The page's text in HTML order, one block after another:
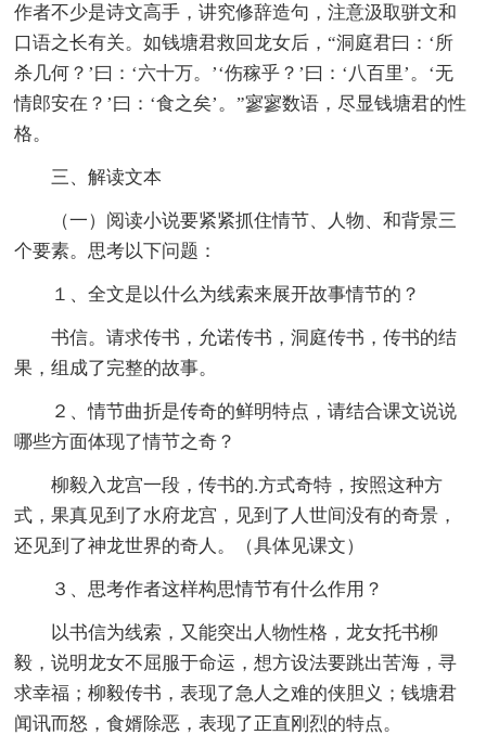
作者不少是诗文高手，讲究修辞造句，注意汲取骈文和
口语之长有关。如钱塘君救回龙女后，“洞庭君曰：‘所
杀几何？’曰：‘六十万。’‘伤稼乎？’曰：‘八百里’。‘无
情郎安在？’曰：‘食之矣’。”寥寥数语，尽显钱塘君的性
格。
三、解读文本
（一）阅读小说要紧紧抓住情节、人物、和背景三
个要素。思考以下问题：
１、全文是以什么为线索来展开故事情节的？
书信。请求传书，允诺传书，洞庭传书，传书的结
果，组成了完整的故事。
２、情节曲折是传奇的鲜明特点，请结合课文说说
哪些方面体现了情节之奇？
柳毅入龙宫一段，传书的.方式奇特，按照这种方
式，果真见到了水府龙宫，见到了人世间没有的奇景，
还见到了神龙世界的奇人。（具体见课文）
３、思考作者这样构思情节有什么作用？
以书信为线索，又能突出人物性格，龙女托书柳
毅，说明龙女不屈服于命运，想方设法要跳出苦海，寻
求幸福；柳毅传书，表现了急人之难的侠胆义；钱塘君
闻讯而怒，食婿除恶，表现了正直刚烈的特点。